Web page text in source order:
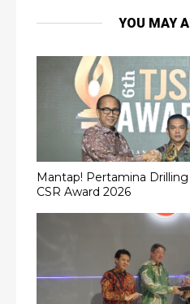
YOU MAY
Mantap! Pertamina
CSR Award 2026